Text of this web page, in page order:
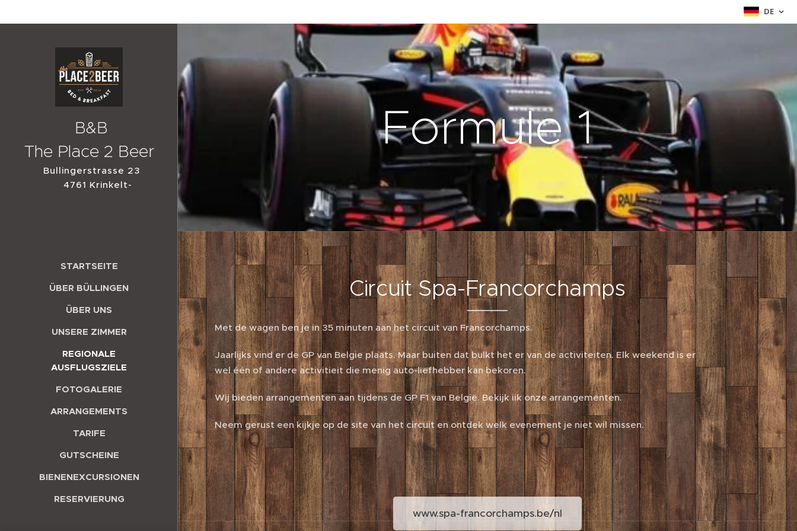
DE
B&B
The Place 2 Beer
Bullingerstrasse 23
4761 Krinkelt-
STARTSEITE
ÜBER BÜLLINGEN
ÜBER UNS
UNSERE ZIMMER
REGIONALE
AUSFLUGSZIELE
FOTOGALERIE
ARRANGEMENTS
TARIFE
GUTSCHEINE
BIENENEXCURSIONEN
RESERVIERUNG
Formule 1
Circuit Spa-Francorchamps
Met de wagen ben je in 35 minuten aan het circuit van Francorchamps.
Jaarlijks vind er de GP van Belgie plaats. Maar buiten dat bulkt het er van de activiteiten. Elk weekend is er
wel één of andere activitieit die menig auto-liefhebber kan bekoren.
Wij bieden arrangementen aan tijdens de GP F1 van België. Bekijk iik onze arrangementen.
Neem gerust een kijkje op de site van het circuit en ontdek welk evenement je niet wil missen.
www.spa-francorchamps.be/nl